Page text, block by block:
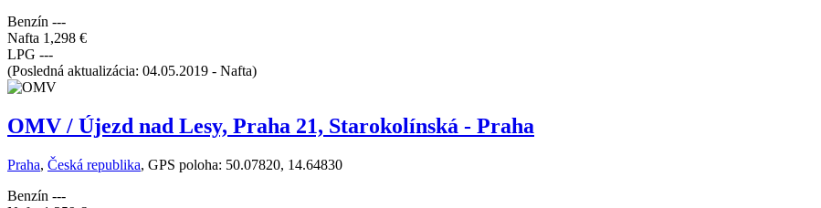
Benzín ---
Nafta 1,298 €
LPG ---
(Posledná aktualizácia: 04.05.2019 - Nafta)
OMV / Újezd nad Lesy, Praha 21, Starokolínská - Praha
Praha, Česká republika, GPS poloha: 50.07820, 14.64830
Benzín ---